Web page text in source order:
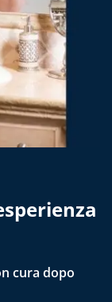
cura dopo